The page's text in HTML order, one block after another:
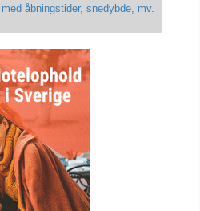
åbningstider, snedybde, mv.